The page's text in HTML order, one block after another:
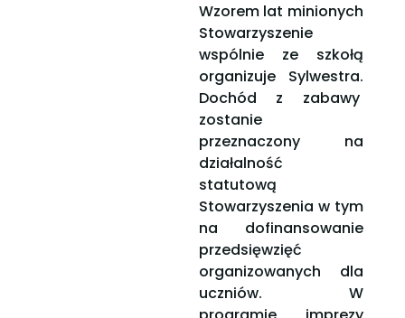
Wzorem lat minionych
Stowarzyszenie
wspólnie ze szkołą
organizuje Sylwestra.
Dochód z zabawy
zostanie
przeznaczony na
działalność
statutową
Stowarzyszenia w tym
na dofinansowanie
przedsięwzięć
organizowanych dla
uczniów. W